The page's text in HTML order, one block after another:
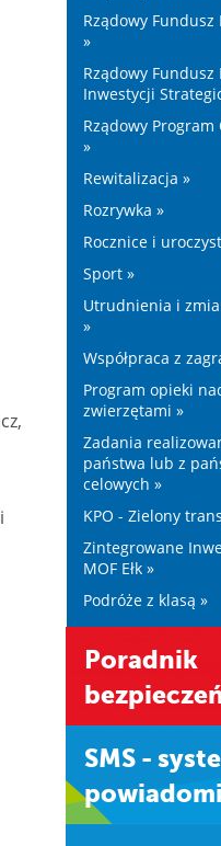
Rządowy
»
Rządowy Fundusz
Inwestycji
Rządowy
»
Rewitalizacja »
Rozrywka »
Rocznice i
Sport »
Utrudnienia i
»
Współpraca z
Program opieki
zwierzętami »
Zadania
państwa lub z
celowych »
KPO - Zielony
Zintegrowane
MOF Ełk »
Podróże z klasą »
Poradnik
SMS - system